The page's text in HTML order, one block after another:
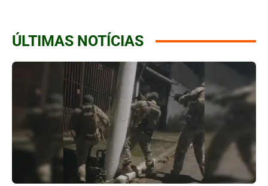
ÚLTIMAS NOTÍCIAS